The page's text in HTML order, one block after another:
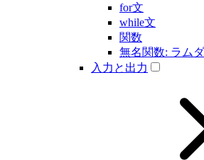
for文
while文
関数
無名関数: ラム
入力と出力